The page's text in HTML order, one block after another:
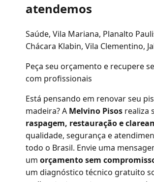
atendemos
Saúde, Vila Mariana, Planalto
Chácara Klabin, Vila Clementino,
Peça seu orçamento e recupere
com profissionais
Está pensando em renovar seu
madeira? A Melvino Pisos realiza
raspagem, restauração e
qualidade, segurança e
todo o Brasil. Envie uma
um orçamento sem
um diagnóstico técnico gratuito